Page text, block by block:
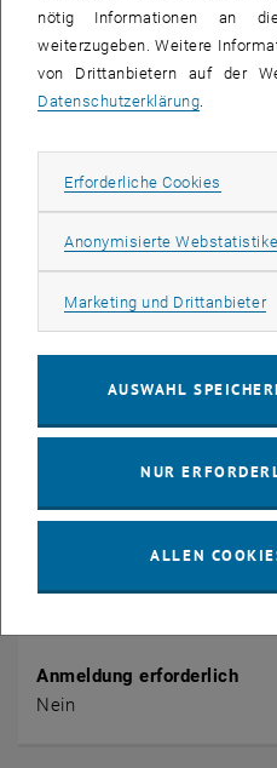
Veranstaltung Details
Veranstaltungsort
Wiedner Hauptstraße 8-10/
Veranstalter
IAP
Manuela Marik
Ja
Anmeldung erforderlich
Nein
nötig Informationen an
weiterzugeben. Weitere
von Drittanbietern auf der
Datenschutzerklärung.
Erforderliche Cookies
Anonymisierte
Marketing und Drittanbieter
AUSWAHL
NUR
ALLEN